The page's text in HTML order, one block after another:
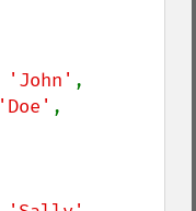
'John' ,
'Doe' ,